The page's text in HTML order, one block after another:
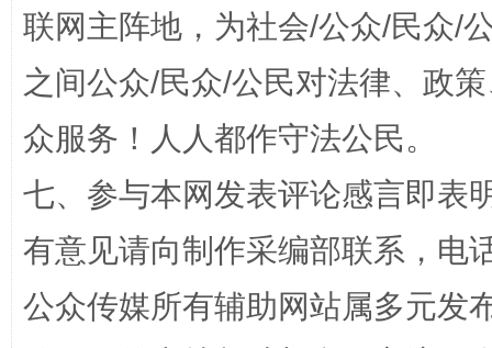
招工难、用工荒背后
联网主阵地，为社会/公众/民众/
之间公众/民众/公民对法律、政
众服务！人人都作守法公民。
七、参与本网发表评论感言即表
有意见请向制作采编部联系，电
公众传媒所有辅助网站属多元发